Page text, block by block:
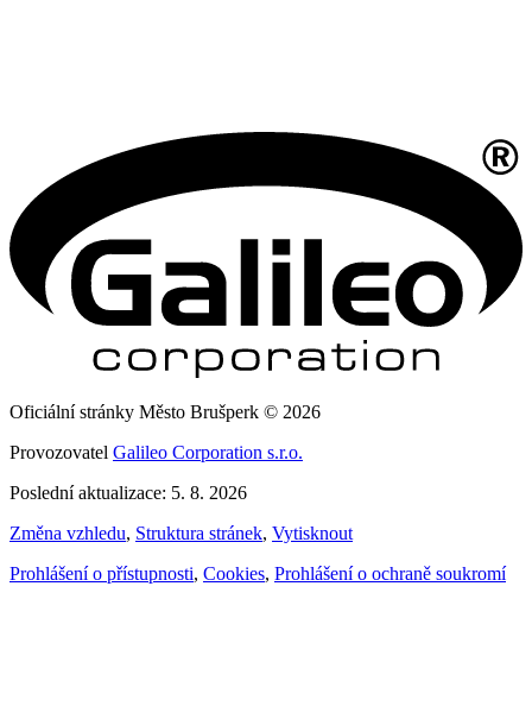
Oficiální stránky Město Brušperk © 2026
Provozovatel Galileo Corporation s.r.o.
Poslední aktualizace: 5. 8. 2026
Změna vzhledu, Struktura stránek, Vytisknout
Prohlášení o přístupnosti, Cookies, Prohlášení o ochraně soukromí